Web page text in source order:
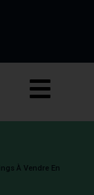
À Vendre En